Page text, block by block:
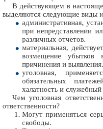
В действующем в
выделяются следующие виды
административная,
при непредставлении
различных отчетов.
материальная,
возмещение
причинения и выявления.
уголовная,
обязательных
халатность и служебный
Чем уголовная
ответственности?
Могут применяться
свободы.